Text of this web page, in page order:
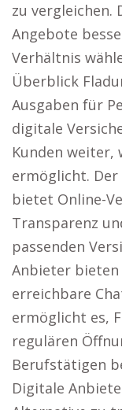
zu vergleichen.
Angebote
Verhältnis
Überblick
Ausgaben für
digitale
Kunden weiter,
ermöglicht.
bietet Online-
Transparenz
passenden
Anbieter
erreichbare
ermöglicht es,
regulären
Berufstätigen
Digitale